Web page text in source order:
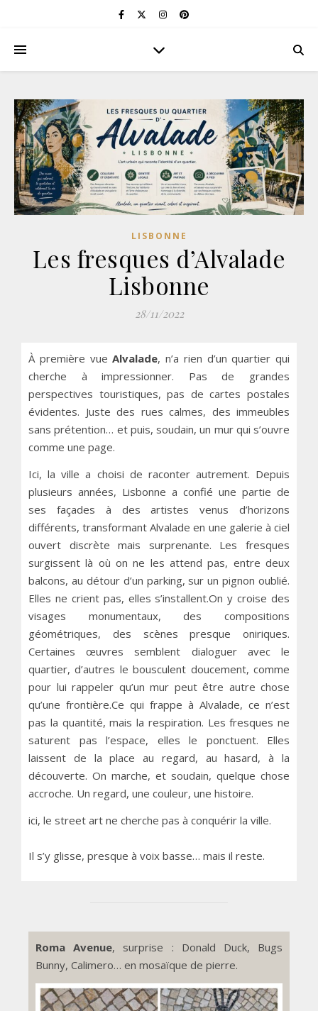
LISBONNE
Les fresques d’Alvalade
Lisbonne
28/11/2022
À première vueAlvalade, n’a rien d’un quartier qui
cherche à impressionner. Pas de grandes
perspectives touristiques, pas de cartes postales
évidentes. Juste des rues calmes, des immeubles
sans prétention… et puis, soudain, un mur qui s’ouvre
comme une page.
Ici, la ville a choisi de raconter autrement. Depuis
plusieurs années, Lisbonne a confié une partie de
ses façades à des artistes venus d’horizons
différents, transformant Alvalade en une galerie à ciel
ouvert discrète mais surprenante. Les fresques
surgissent là où on ne les attend pas, entre deux
balcons, au détour d’un parking, sur un pignon oublié.
Elles ne crient pas, elles s’installent.On y croise des
visages monumentaux, des compositions
géométriques, des scènes presque oniriques.
Certaines œuvres semblent dialoguer avec le
quartier, d’autres le bousculent doucement, comme
pour lui rappeler qu’un mur peut être autre chose
qu’une frontière.Ce qui frappe à Alvalade, ce n’est
pas la quantité, mais la respiration. Les fresques ne
saturent pas l’espace, elles le ponctuent. Elles
laissent de la place au regard, au hasard, à la
découverte. On marche, et soudain, quelque chose
accroche. Un regard, une couleur, une histoire.
ici, le street art ne cherche pas à conquérir la ville.
Il s’y glisse, presque à voix basse… mais il reste.
Roma Avenue, surprise : Donald Duck, Bugs
Bunny, Calimero… en mosaïque de pierre.